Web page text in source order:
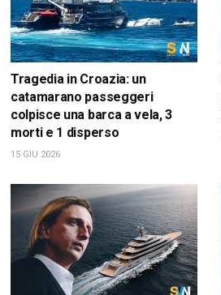
Tragedia in Croazia: un
catamarano passeggeri
colpisce una barca a vela, 3
morti e 1 disperso
15 GIU 2026